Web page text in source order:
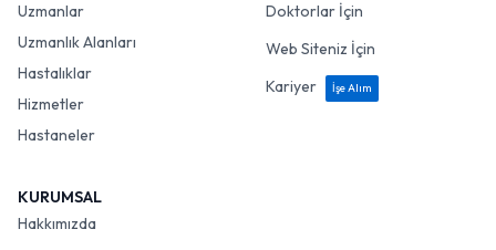
Uzmanlar
Uzmanlık Alanları
Hastalıklar
Hizmetler
Hastaneler
Doktorlar İçin
Web Siteniz İçin
Kariyer
İşe Alım
KURUMSAL
Hakkımızda